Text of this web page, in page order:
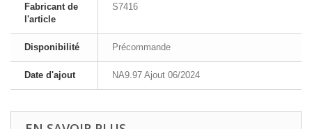
Fabricant de
l'article
S7416
Disponibilité Précommande
Date d'ajout NA9.97 Ajout 06/2024